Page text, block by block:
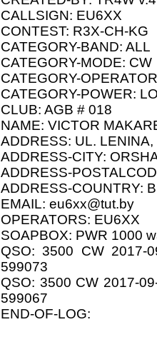
CALLSIGN: EU6XX
CONTEST: R3X-CH-KG
CATEGORY-BAND: ALL
CATEGORY-MODE: CW
CATEGORY-
CATEGORY-POWER:
CLUB: AGB # 018
NAME: VICTOR
ADDRESS: UL.
ADDRESS-CITY:
ADDRESS-
ADDRESS-COUNTRY:
EMAIL: eu6xx@tut.by
OPERATORS: EU6XX
SOAPBOX: PWR 1000
QSO: 3500 CW 2017-
599073
QSO: 3500 CW 2017-
599067
END-OF-LOG: